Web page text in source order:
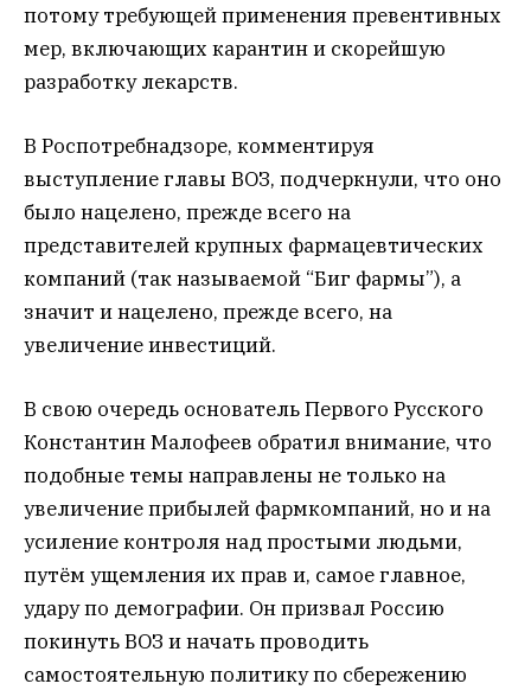
потому требующей применения превентивных
мер, включающих карантин и скорейшую
разработку лекарств.
В Роспотребнадзоре, комментируя
выступление главы ВОЗ, подчеркнули, что оно
было нацелено, прежде всего на
представителей крупных фармацевтических
компаний (так называемой “Биг фармы”), а
значит и нацелено, прежде всего, на
увеличение инвестиций.
В свою очередь основатель Первого Русского
Константин Малофеев обратил внимание, что
подобные темы направлены не только на
увеличение прибылей фармкомпаний, но и на
усиление контроля над простыми людьми,
путём ущемления их прав и, самое главное,
удару по демографии. Он призвал Россию
покинуть ВОЗ и начать проводить
самостоятельную политику по сбережению